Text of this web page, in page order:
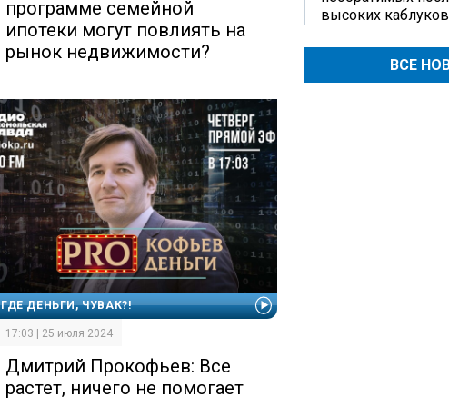
программе семейной
ипотеки могут повлиять на
рынок недвижимости?
ГДЕ ДЕНЬГИ, ЧУВАК?!
17:03 | 25 июля 2024
Дмитрий Прокофьев: Все
растет, ничего не помогает
высоких каблуков
ВСЕ